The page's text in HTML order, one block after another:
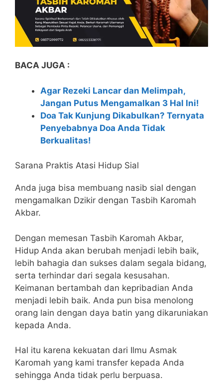
BACA JUGA :
Agar Rezeki Lancar dan Melimpah,
Jangan Putus Mengamalkan 3 Hal Ini!
Doa Tak Kunjung Dikabulkan? Ternyata
Penyebabnya Doa Anda Tidak
Berkualitas!
Sarana Praktis Atasi Hidup Sial
Anda juga bisa membuang nasib sial dengan
mengamalkan Dzikir dengan Tasbih Karomah
Akbar.
Dengan memesan Tasbih Karomah Akbar,
Hidup Anda akan berubah menjadi lebih baik,
lebih bahagia dan sukses dalam segala bidang,
serta terhindar dari segala kesusahan.
Keimanan bertambah dan kepribadian Anda
menjadi lebih baik. Anda pun bisa menolong
orang lain dengan daya batin yang dikaruniakan
kepada Anda.
Hal itu karena kekuatan dari Ilmu Asmak
Karomah yang kami transfer kepada Anda
sehingga Anda tidak perlu berpuasa.